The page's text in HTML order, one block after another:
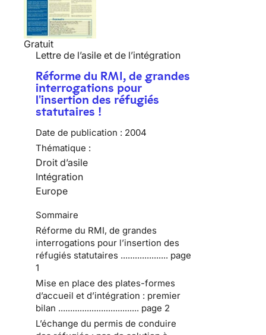
Gratuit
Lettre de l’asile et de l’intégration
Réforme du RMI, de grandes
interrogations pour
l'insertion des réfugiés
statutaires !
Date de publication : 2004
Thématique :
Droit d’asile
Intégration
Europe
Sommaire
Réforme du RMI, de grandes
interrogations pour l’insertion des
réfugiés statutaires .................... page
1
Mise en place des plates-formes
d’accueil et d’intégration : premier
bilan .................................. page 2
L’échange du permis de conduire